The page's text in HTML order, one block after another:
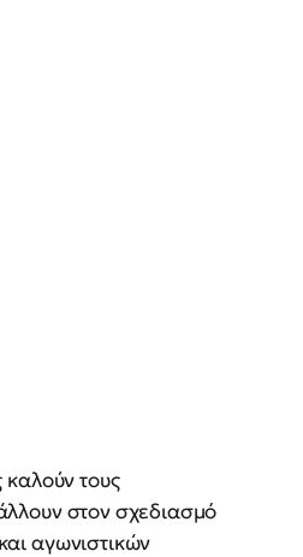
καλούν τους
στον σχεδιασμό
αγωνιστικών